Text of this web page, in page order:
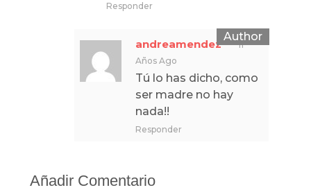
Responder
andreamendez
11
Años Ago
Tú lo has dicho, como
ser madre no hay
nada!!
Responder
Añadir Comentario